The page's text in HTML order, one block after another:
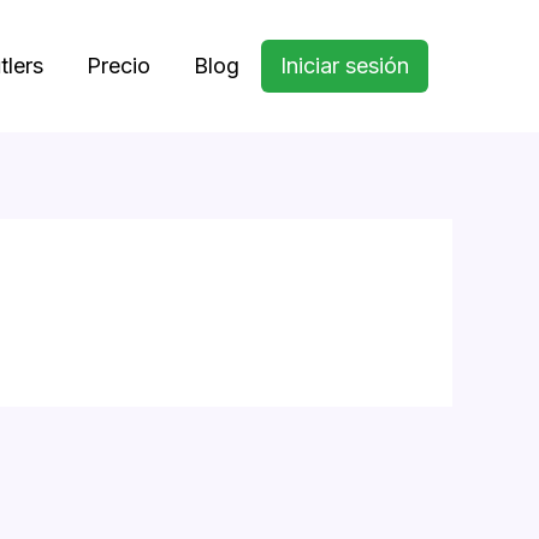
Precio Blog Iniciar sesión